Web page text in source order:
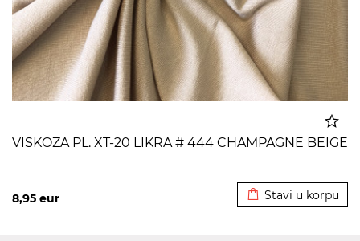
VISKOZA PL. XT-20 LIKRA # 444 CHAMPAGNE BEIGE
8,95 eur Stavi u korpu